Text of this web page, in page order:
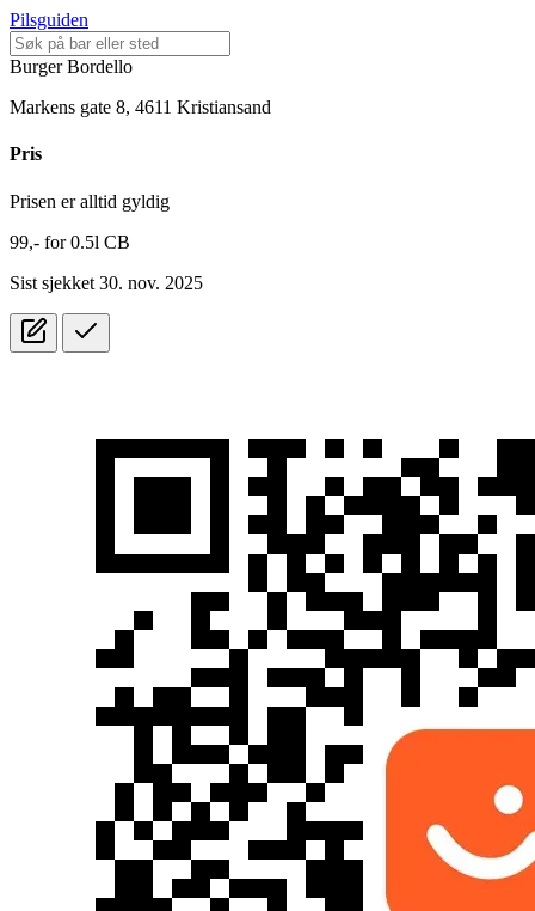
Pilsguiden
Burger Bordello
Markens gate 8, 4611 Kristiansand
Pris
Prisen er alltid gyldig
99,- for0.5l CB
Sist sjekket 30. nov. 2025